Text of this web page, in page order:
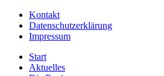
Kontakt
Datenschutzerklärung
Impressum
Start
Aktuelles